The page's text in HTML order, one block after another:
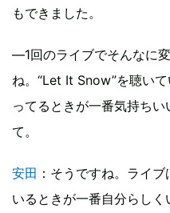
もできました。
―1回のライブでそんなに
ね。“Let It Snow”を聴い
ってるときが一番気持ち
て。
安田 ：そうですね。ライ
いるときが一番自分らしく